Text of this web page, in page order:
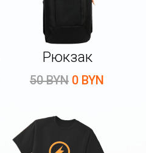
50 BYN 0 BYN
Рюкзак